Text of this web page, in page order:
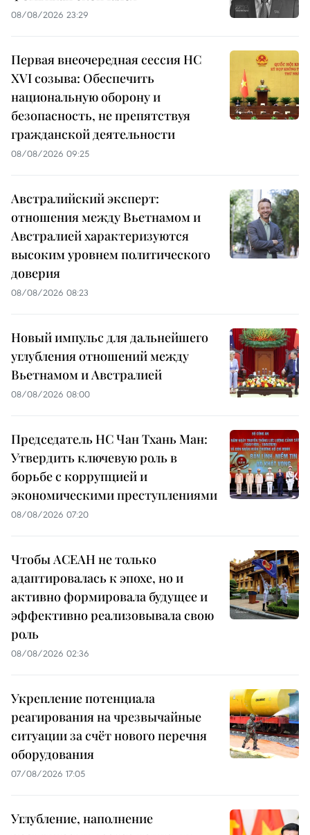
08/08/2026 23:29
Первая внеочередная сессия НС
XVI созыва: Обеспечить
национальную оборону и
безопасность, не препятствуя
гражданской деятельности
08/08/2026 09:25
Австралийский эксперт:
отношения между Вьетнамом и
Австралией характеризуются
высоким уровнем политического
доверия
08/08/2026 08:23
Новый импульс для дальнейшего
углубления отношений между
Вьетнамом и Австралией
08/08/2026 08:00
Председатель НС Чан Тхань Ман:
Утвердить ключевую роль в
борьбе с коррупцией и
экономическими преступлениями
08/08/2026 07:20
Чтобы АСЕАН не только
адаптировалась к эпохе, но и
активно формировала будущее и
эффективно реализовывала свою
роль
08/08/2026 02:36
Укрепление потенциала
реагирования на чрезвычайные
ситуации за счёт нового перечня
оборудования
07/08/2026 17:05
Углубление, наполнение